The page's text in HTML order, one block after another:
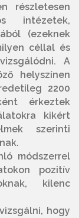
részletesen
intézetek,
(ezeknek
céllal és
A
helyszínen
2200
érkeztek
kikért
szerinti
módszerrel
pozitív
kilenc
hogy